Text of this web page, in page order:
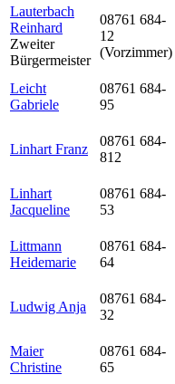
Lauterbach
Reinhard
Zweiter
Bürgermeister
08761 684-
12
(Vorzimmer)
Leicht
Gabriele
08761 684-
95
Linhart Franz
08761 684-
812
Linhart
Jacqueline
08761 684-
53
Littmann
Heidemarie
08761 684-
64
Ludwig Anja
08761 684-
32
Maier
Christine
08761 684-
65